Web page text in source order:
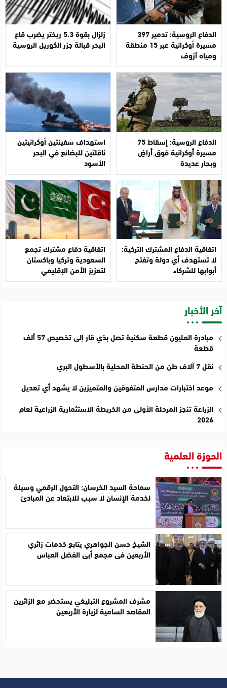
الدفاع الروسية: تدمير 397
مسيرة أوكرانية عبر 15 منطقة
ومياه آزوف
زلزال بقوة 5.3 ريختر يضرب قاع
البحر قبالة جزر الكوريل الروسية
الدفاع الروسية: إسقاط 75
مسيرة أوكرانية فوق أراضٍ
وبحار عديدة
استهداف سفينتين أوكرانيتين
ناقلتين للبضائع في البحر
الأسود
اتفاقية الدفاع المشترك التركية:
لا تستهدف أي دولة وتفتح
أبوابها للشركاء
اتفاقية دفاع مشترك تجمع
السعودية وتركيا وباكستان
لتعزيز الأمن الإقليمي
آخر الأخبار
مبادرة المليون قطعة سكنية تصل بذي قار إلى تخصيص 57 ألف
قطعة
نقل 7 آلاف طن من الحنطة المحلية بالأسطول البري
موعد اختبارات مدارس المتفوقين والمتميزين لا يشهد أي تعديل
الزراعة تنجز المرحلة الأولى من الخريطة الاستثمارية الزراعية لعام
2026
الحوزة العلمية
سماحة السيد الخرسان: التحول الرقمي وسيلة
لخدمة الإنسان لا سبب للابتعاد عن المبادئ
الشيخ حسن الجواهري يتابع خدمات زائري
الأربعين في مجمع أبي الفضل العباس
مشرف المشروع التبليغي يستحضر مع الزائرين
المقاصد السامية لزيارة الأربعين